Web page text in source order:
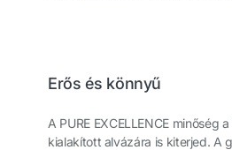
Erős és könnyű
A PURE EXCELLENCE minőség
kialakított alvázára is kiterjed. A